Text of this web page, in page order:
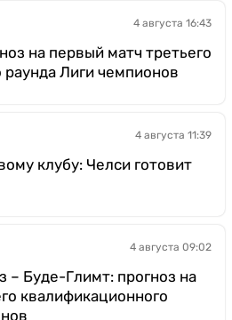
4 августа 16:43
на первый матч третьего
Лиги чемпионов
4 августа 11:39
клубу: Челси готовит
4 августа 09:02
Буде-Глимт: прогноз на
квалификационного